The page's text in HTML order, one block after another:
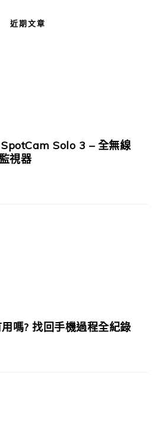
近期文章
Solo 3 – 全無線
視器
嗎? 找回手機過程全紀錄